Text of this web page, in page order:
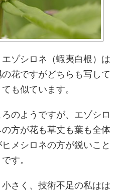
ゾシロネ（蝦夷白根）は
花ですがどちらも写して
も似ています。
のようですが、エゾシロ
方が花も草丈も葉も全体
メシロネの方が鋭いこと
す。
さく、技術不足の私はは